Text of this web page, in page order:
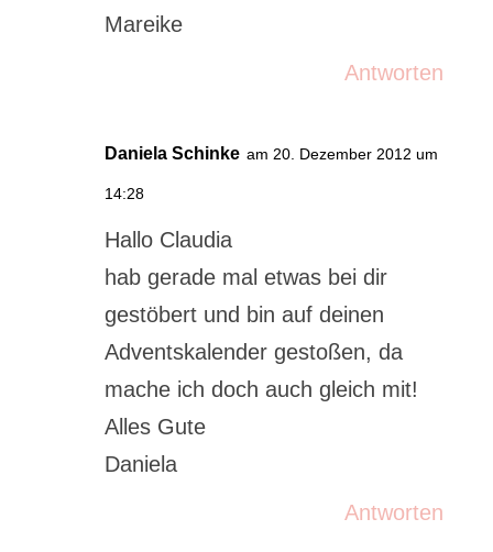
Mareike
Antworten
Daniela Schinke am 20. Dezember 2012 um
14:28
Hallo Claudia
hab gerade mal etwas bei dir
gestöbert und bin auf deinen
Adventskalender gestoßen, da
mache ich doch auch gleich mit!
Alles Gute
Daniela
Antworten